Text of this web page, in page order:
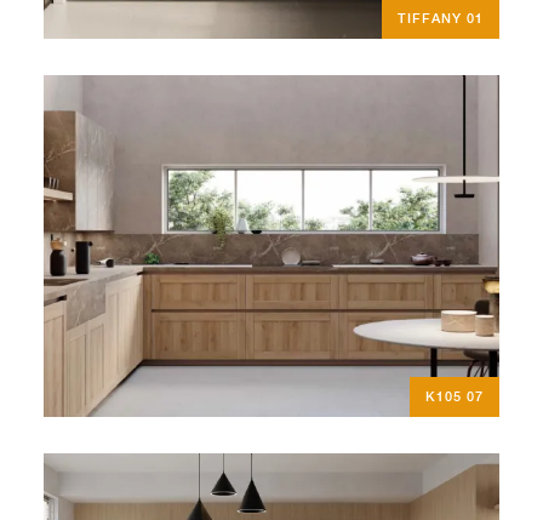
TIFFANY 01
K105 07